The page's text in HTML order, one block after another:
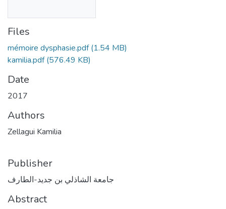
Files
mémoire dysphasie.pdf (1.54 MB)
kamilia.pdf (576.49 KB)
Date
2017
Authors
Zellagui Kamilia
Publisher
جامعة الشاذلي بن جديد-الطارف
Abstract